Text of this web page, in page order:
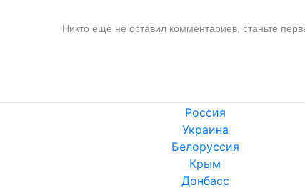
Никто ещё не оставил комментариев, станьте
Россия
Украина
Белоруссия
Крым
Донбасс